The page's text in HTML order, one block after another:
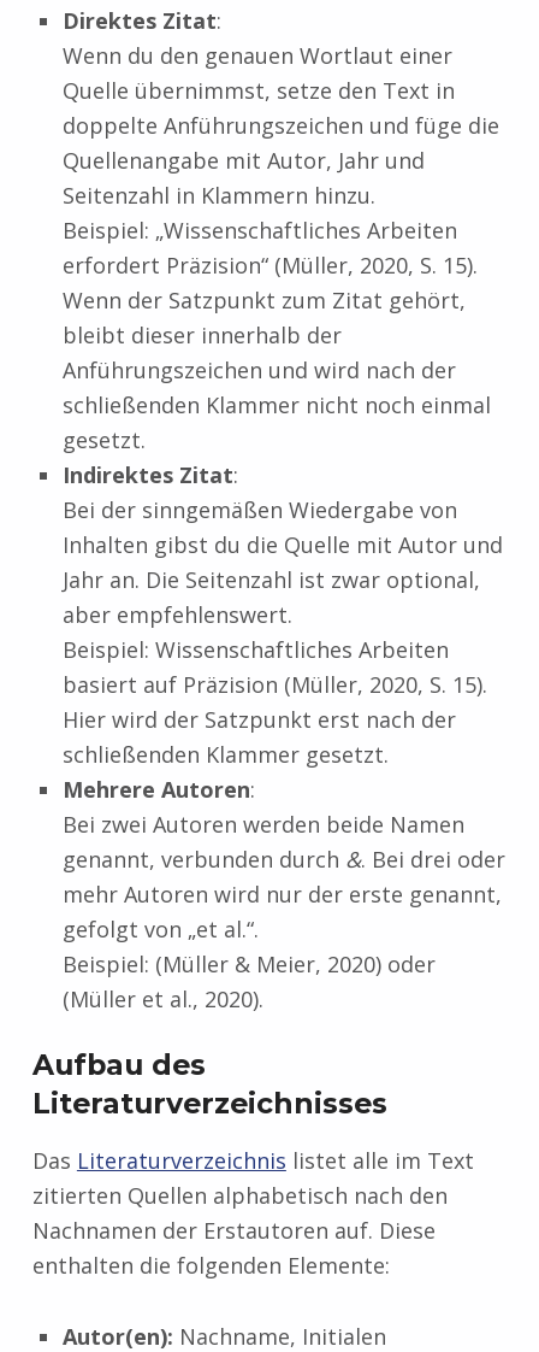
Direktes Zitat:
Wenn du den genauen Wortlaut einer
Quelle übernimmst, setze den Text in
doppelte Anführungszeichen und füge die
Quellenangabe mit Autor, Jahr und
Seitenzahl in Klammern hinzu.
Beispiel: „Wissenschaftliches Arbeiten
erfordert Präzision“ (Müller, 2020, S. 15).
Wenn der Satzpunkt zum Zitat gehört,
bleibt dieser innerhalb der
Anführungszeichen und wird nach der
schließenden Klammer nicht noch einmal
gesetzt.
Indirektes Zitat:
Bei der sinngemäßen Wiedergabe von
Inhalten gibst du die Quelle mit Autor und
Jahr an. Die Seitenzahl ist zwar optional,
aber empfehlenswert.
Beispiel: Wissenschaftliches Arbeiten
basiert auf Präzision (Müller, 2020, S. 15).
Hier wird der Satzpunkt erst nach der
schließenden Klammer gesetzt.
Mehrere Autoren:
Bei zwei Autoren werden beide Namen
genannt, verbunden durch &. Bei drei oder
mehr Autoren wird nur der erste genannt,
gefolgt von „et al.“.
Beispiel: (Müller & Meier, 2020) oder
(Müller et al., 2020).
Aufbau des
Literaturverzeichnisses
Das Literaturverzeichnis listet alle im Text
zitierten Quellen alphabetisch nach den
Nachnamen der Erstautoren auf. Diese
enthalten die folgenden Elemente:
Autor(en): Nachname, Initialen